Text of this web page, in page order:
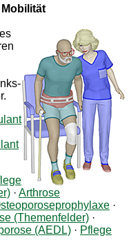
· Arthrose
·
(Themenfelder) ·
(AEDL) · Pflege